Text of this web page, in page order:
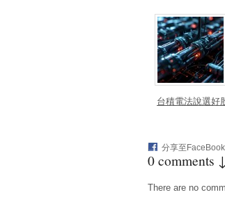
台積電法說選好
分享至FaceBook
0 comments ↓
There are no